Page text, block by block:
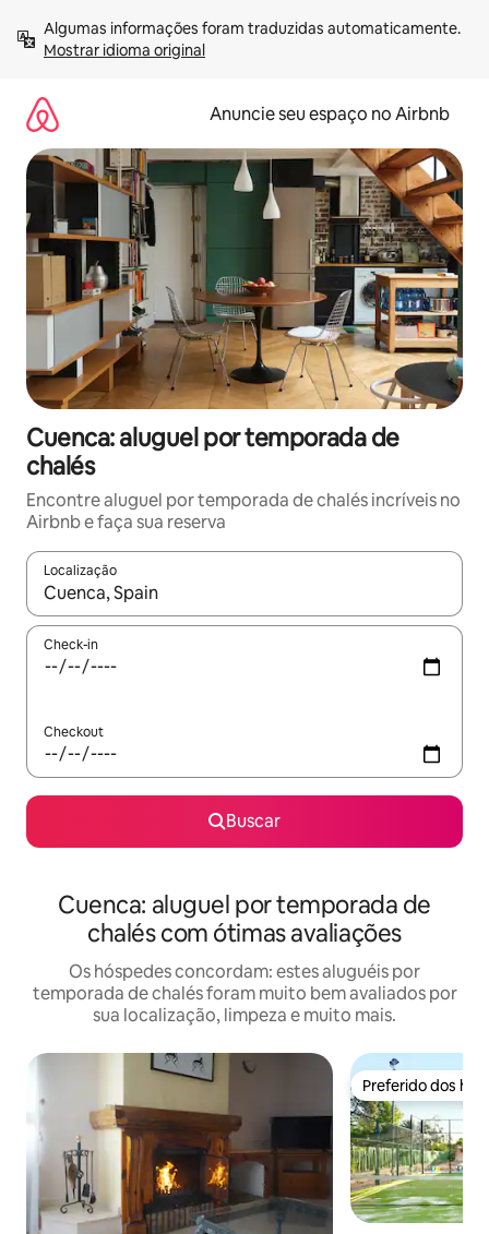
para
Mostrar idioma original
Anuncie seu espaço no Airbnb
Cuenca: aluguel por temporada de
chalés
Encontre aluguel por temporada de chalés incríveis no
Airbnb e faça sua reserva
Localização
Quando os resultados estiverem disponíveis, explore-os
Check-in
Checkout
Buscar
Cuenca: aluguel por temporada de
chalés com ótimas avaliações
Os hóspedes concordam: estes aluguéis por
temporada de chalés foram muito bem avaliados por
sua localização, limpeza e muito mais.
Preferido dos
Preferido dos